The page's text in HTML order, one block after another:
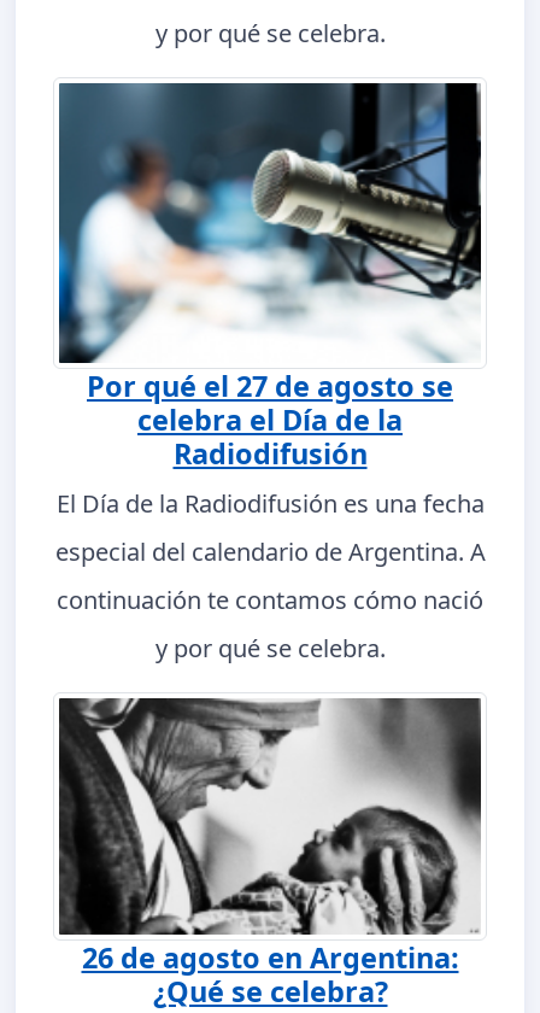
y por qué se celebra.
Por qué el 27 de agosto se
celebra el Día de la
Radiodifusión
El Día de la Radiodifusión es una fecha
especial del calendario de Argentina. A
continuación te contamos cómo nació
y por qué se celebra.
26 de agosto en Argentina:
¿Qué se celebra?